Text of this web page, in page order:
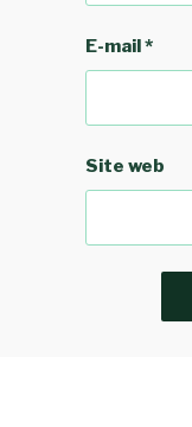
E-mail*
Site web